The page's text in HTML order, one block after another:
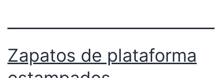
Zapatos de plataforma